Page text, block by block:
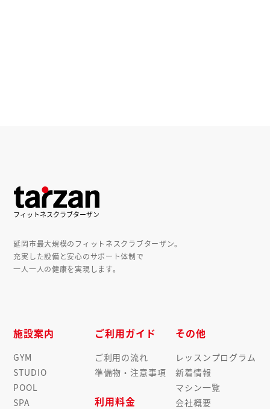
延岡市最大規模のフィットネスクラブターザン。
充実した設備と安心のサポート体制で
一人一人の健康を実現します。
施設案内
GYM
STUDIO
POOL
SPA
ご利用ガイド
ご利用の流れ
準備物・注意事項
利用料金
その他
レッスンプログラム
新着情報
マシン一覧
会社概要